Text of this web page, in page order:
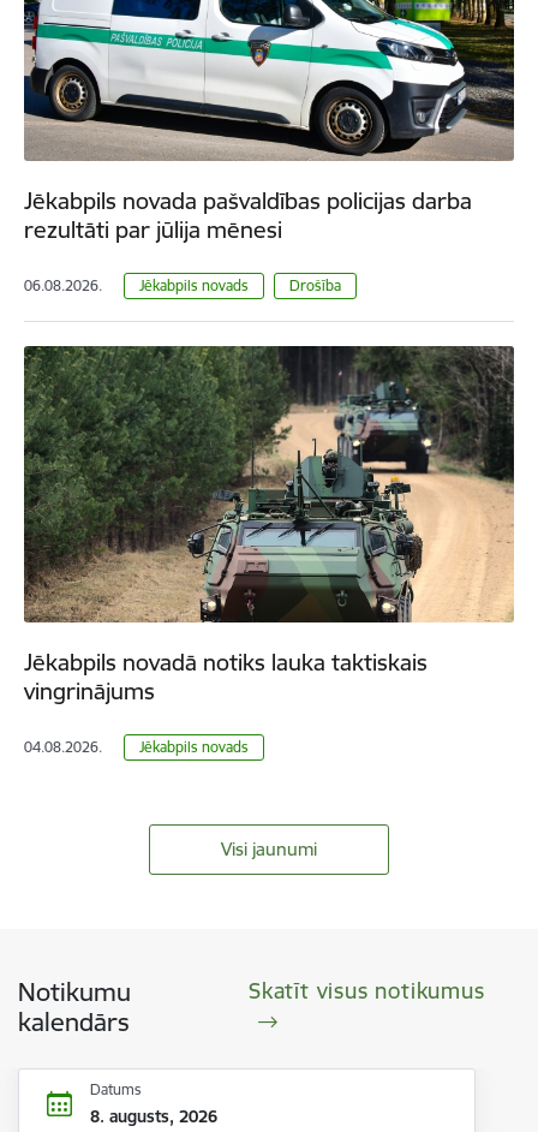
Jēkabpils novada pašvaldības policijas darba
rezultāti par jūlija mēnesi
06.08.2026. Jēkabpils novads Drošība
Jēkabpils novadā notiks lauka taktiskais
vingrinājums
04.08.2026. Jēkabpils novads
Visi jaunumi
Notikumu
kalendārs
Skatīt visus notikumus
Datums
8. augusts, 2026